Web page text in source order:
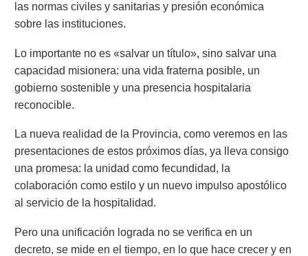
las normas civiles y sanitarias y presión económica
sobre las instituciones.
Lo importante no es «salvar un título», sino salvar una
capacidad misionera: una vida fraterna posible, un
gobierno sostenible y una presencia hospitalaria
reconocible.
La nueva realidad de la Provincia, como veremos en las
presentaciones de estos próximos días, ya lleva consigo
una promesa: la unidad como fecundidad, la
colaboración como estilo y un nuevo impulso apostólico
al servicio de la hospitalidad.
Pero una unificación lograda no se verifica en un
decreto, se mide en el tiempo, en lo que hace crecer y en